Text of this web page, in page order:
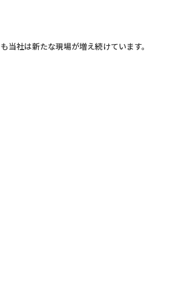
社は新たな現場が増え続けています。